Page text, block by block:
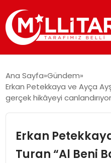
ÖZEL SAYFALAR
Ana Sayfa Gündem
Erkan Petekkaya ve Ayça
gerçek hikâyeyi canlandırıyor
Erkan
Turan “Al Beni